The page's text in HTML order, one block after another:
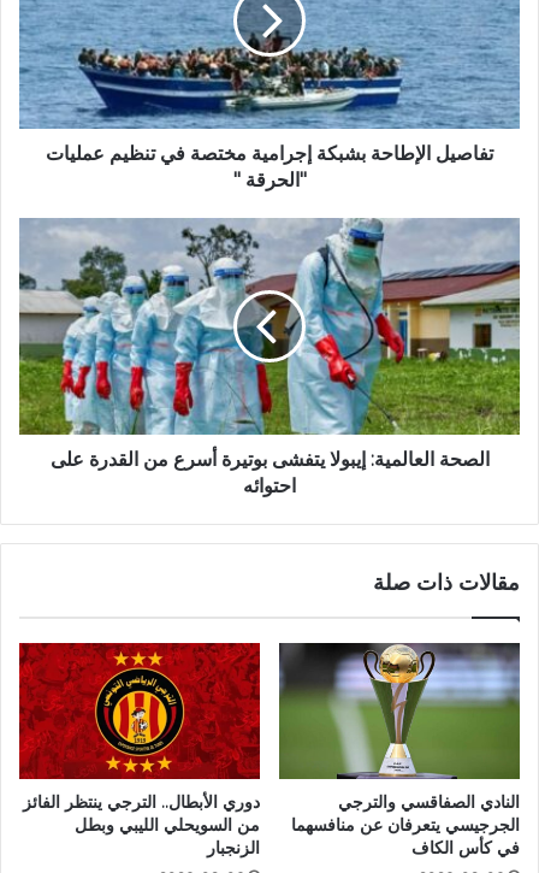
تفاصيل الإطاحة بشبكة إجرامية مختصة في تنظيم عمليات
"الحرقة "
الصحة العالمية: إيبولا يتفشى بوتيرة أسرع من القدرة على
احتوائه
مقالات ذات صلة
النادي الصفاقسي والترجي
الجرجيسي يتعرفان عن منافسهما
في كأس الكاف
دوري الأبطال.. الترجي ينتظر الفائز
من السويحلي الليبي وبطل
الزنجبار